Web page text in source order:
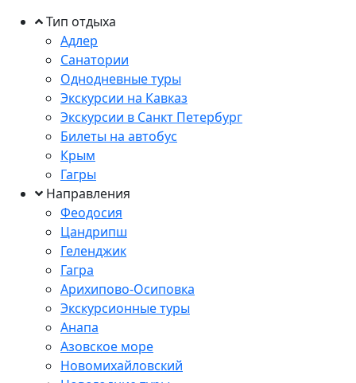
Тип отдыха
Адлер
Санатории
Однодневные туры
Экскурсии на Кавказ
Экскурсии в Санкт Петербург
Билеты на автобус
Крым
Гагры
Направления
Феодосия
Цандрипш
Геленджик
Гагра
Арихипово-Осиповка
Экскурсионные туры
Анапа
Азовское море
Новомихайловский